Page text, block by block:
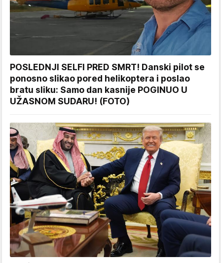
POSLEDNJI SELFI PRED SMRT! Danski pilot se
ponosno slikao pored helikoptera i poslao
bratu sliku: Samo dan kasnije POGINUO U
UŽASNOM SUDARU! (FOTO)